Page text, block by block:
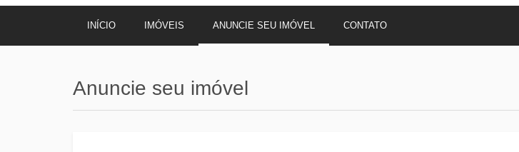
INÍCIO IMÓVEIS ANUNCIE SEU IMÓVEL CONTATO
Anuncie seu imóvel